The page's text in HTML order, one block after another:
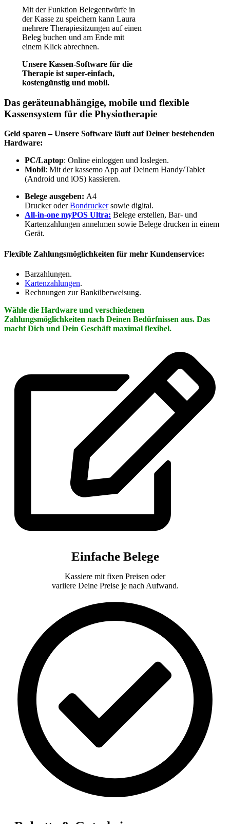
Mit der Funktion Belegentwürfe in
der Kasse zu speichern kann Laura
mehrere Therapiesitzungen auf einen
Beleg buchen und am Ende mit
einem Klick abrechnen.
Unsere Kassen-Software für die
Therapie ist super-einfach,
kostengünstig und mobil.
Das geräteunabhängige, mobile und flexible
Kassensystem für die Physiotherapie
Geld sparen – Unsere Software läuft auf Deiner bestehenden
Hardware:
PC/Laptop: Online einloggen und loslegen.
Mobil: Mit der kassemo App auf Deinem Handy/Tablet
(Android und iOS) kassieren.
Belege ausgeben: A4
Drucker oderBondruckersowie digital.
All-in-one myPOS Ultra: Belege erstellen, Bar- und
Kartenzahlungen annehmen sowie Belege drucken in einem
Gerät.
Flexible Zahlungsmöglichkeiten für mehr Kundenservice:
Barzahlungen.
Kartenzahlungen.
Rechnungen zur Banküberweisung.
Wähle die Hardware und verschiedenen
Zahlungsmöglichkeiten nach Deinen Bedürfnissen aus. Das
macht Dich und Dein Geschäft maximal flexibel.
Einfache Belege
Kassiere mit fixen Preisen oder
variiere Deine Preise je nach Aufwand.